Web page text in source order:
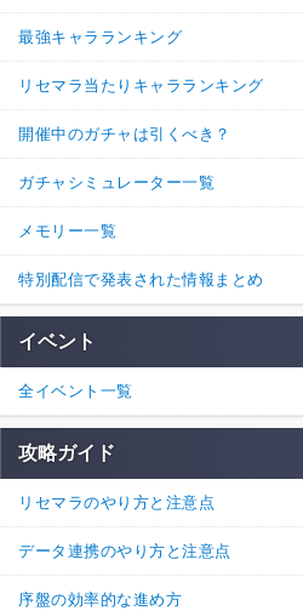
最強キャラランキング
リセマラ当たりキャラランキング
開催中のガチャは引くべき？
ガチャシミュレーター一覧
メモリー一覧
特別配信で発表された情報まとめ
イベント
全イベント一覧
攻略ガイド
リセマラのやり方と注意点
データ連携のやり方と注意点
序盤の効率的な進め方